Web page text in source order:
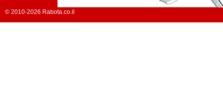
© 2010-2026 Rabota.co.il